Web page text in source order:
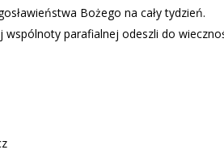
Bożego na cały tydzień.
parafialnej odeszli do